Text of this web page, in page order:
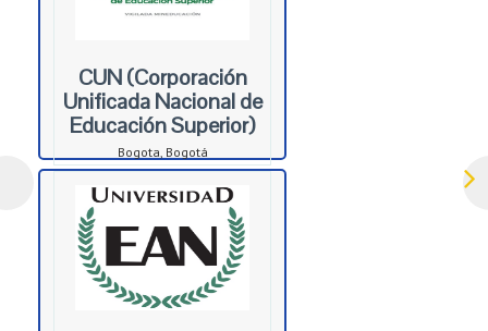
CUN (Corporación
Unificada Nacional de
Educación Superior)
Bogota, Bogotá